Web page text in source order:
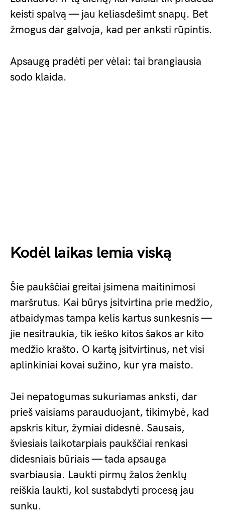
keisti spalvą — jau keliasdešimt snapų. Bet
žmogus dar galvoja, kad per anksti rūpintis.
Apsaugą pradėti per vėlai: tai brangiausia
sodo klaida.
Kodėl laikas lemia viską
Šie paukščiai greitai įsimena maitinimosi
maršrutus. Kai būrys įsitvirtina prie medžio,
atbaidymas tampa kelis kartus sunkesnis —
jie nesitraukia, tik ieško kitos šakos ar kito
medžio krašto. O kartą įsitvirtinus, net visi
aplinkiniai kovai sužino, kur yra maisto.
Jei nepatogumas sukuriamas anksti, dar
prieš vaisiams parauduojant, tikimybė, kad
apskris kitur, žymiai didesnė. Sausais,
šviesiais laikotarpiais paukščiai renkasi
didesniais būriais — tada apsauga
svarbiausia. Laukti pirmų žalos ženklų
reiškia laukti, kol sustabdyti procesą jau
sunku.